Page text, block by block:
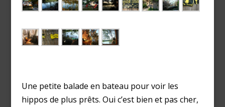
Une petite balade en bateau pour voir les
hippos de plus prêts. Oui c’est bien et pas cher,